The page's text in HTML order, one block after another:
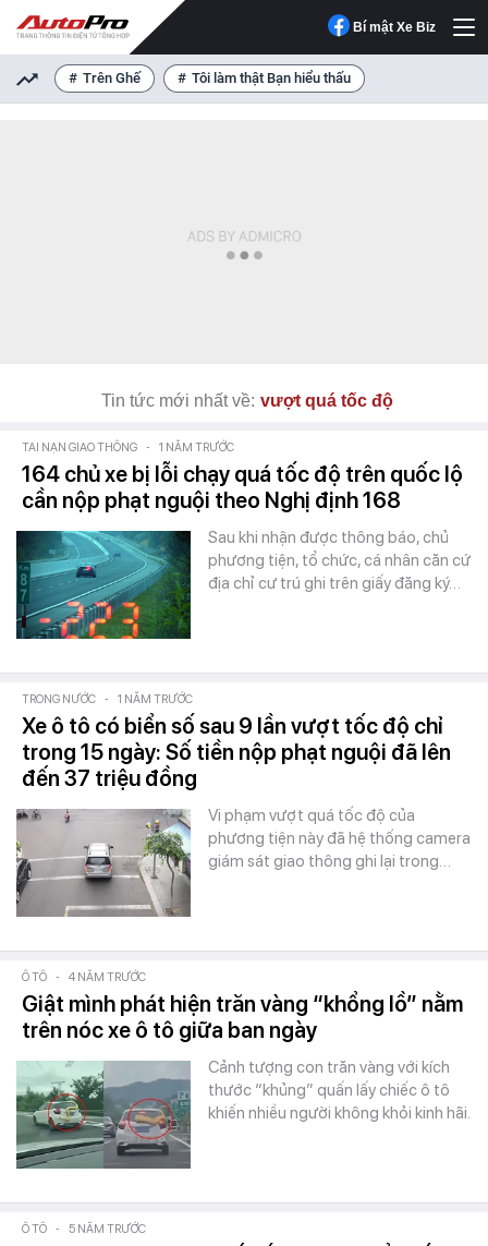
Bí mật Xe Biz
Trên Ghế Tôi làm thật Bạn hiểu thấu
Tin tức mới nhất về: vượt quá tốc độ
TAI NẠN GIAO THÔNG - 1 NĂM TRƯỚC
164 chủ xe bị lỗi chạy quá tốc độ trên quốc lộ
cần nộp phạt nguội theo Nghị định 168
Sau khi nhận được thông báo, chủ
phương tiện, tổ chức, cá nhân căn cứ
địa chỉ cư trú ghi trên giấy đăng ký…
TRONG NƯỚC - 1 NĂM TRƯỚC
Xe ô tô có biển số sau 9 lần vượt tốc độ chỉ
trong 15 ngày: Số tiền nộp phạt nguội đã lên
đến 37 triệu đồng
Vi phạm vượt quá tốc độ của
phương tiện này đã hệ thống camera
giám sát giao thông ghi lại trong…
Ô TÔ - 4 NĂM TRƯỚC
Giật mình phát hiện trăn vàng “khổng lồ” nằm
trên nóc xe ô tô giữa ban ngày
Cảnh tượng con trăn vàng với kích
thước “khủng” quấn lấy chiếc ô tô
khiến nhiều người không khỏi kinh hãi.
Ô TÔ - 5 NĂM TRƯỚC